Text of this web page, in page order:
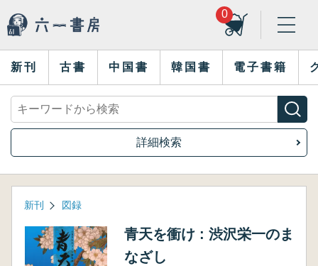
0
新刊 古書 中国書 韓国書 電子書籍
詳細検索
新刊 図録
青天を衝け : 渋沢栄一のま
なざし